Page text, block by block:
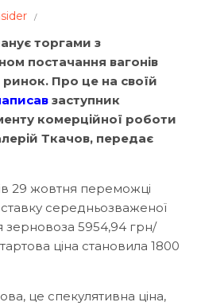
торгами з
постачання вагонів
Про це на своїй
заступник
комерційної роботи
Ткачов, передає
29 жовтня переможці
середньозваженої
зерновоза 5954,94 грн/
ціна становила 1800
це спекулятивна ціна,